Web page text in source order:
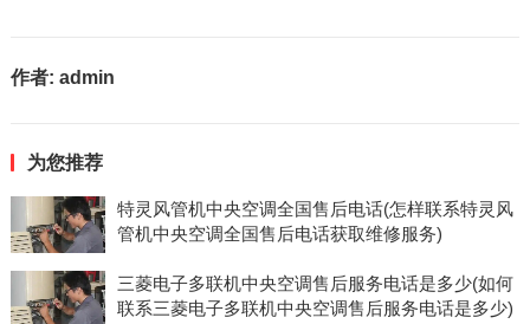
作者: admin
为您推荐
特灵风管机中央空调全国售后电话(怎样联系特灵风
管机中央空调全国售后电话获取维修服务)
三菱电子多联机中央空调售后服务电话是多少(如何
联系三菱电子多联机中央空调售后服务电话是多少)